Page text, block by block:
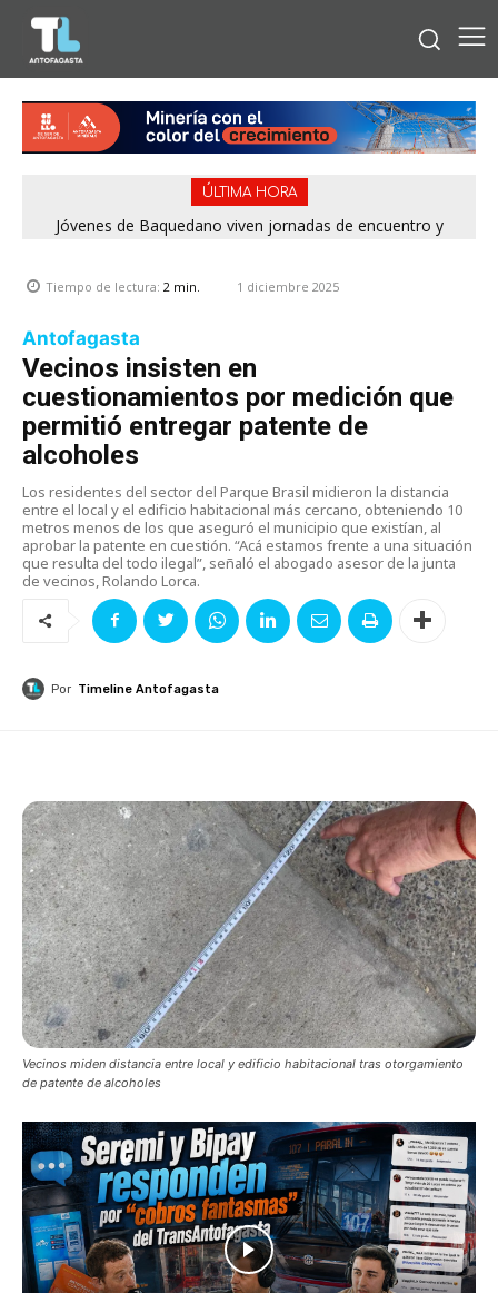
ÚLTIMA HORA
Jóvenes de Baquedano viven jornadas de encuentro y
Concejales piden adelantar gestiones por la playa La Chimba
Tiempo de lectura: 2 min. 1 diciembre 2025
Antofagasta
Vecinos insisten en
cuestionamientos por medición que
permitió entregar patente de
alcoholes
Los residentes del sector del Parque Brasil midieron la distancia
entre el local y el edificio habitacional más cercano, obteniendo 10
metros menos de los que aseguró el municipio que existían, al
aprobar la patente en cuestión. “Acá estamos frente a una situación
que resulta del todo ilegal”, señaló el abogado asesor de la junta
de vecinos, Rolando Lorca.
Por Timeline Antofagasta
Vecinos miden distancia entre local y edificio habitacional tras otorgamiento
de patente de alcoholes